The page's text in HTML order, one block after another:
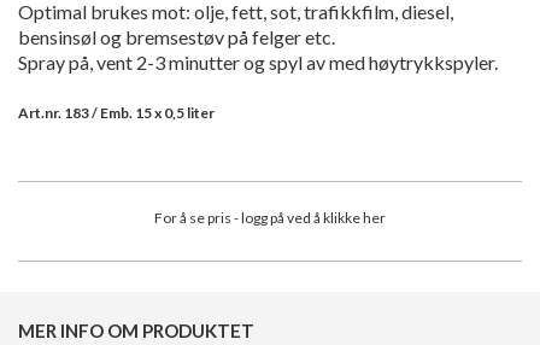
Optimal brukes mot: olje, fett, sot, trafikkfilm, diesel,
bensinsøl og bremsestøv på felger etc.
Spray på, vent 2-3 minutter og spyl av med høytrykkspyler.
Art.nr. 183 / Emb. 15 x 0,5 liter
For å se pris - logg på ved å klikke her
MER INFO OM PRODUKTET